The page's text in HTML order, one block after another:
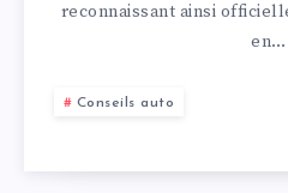
reconnaissant ainsi
en…
Conseils auto